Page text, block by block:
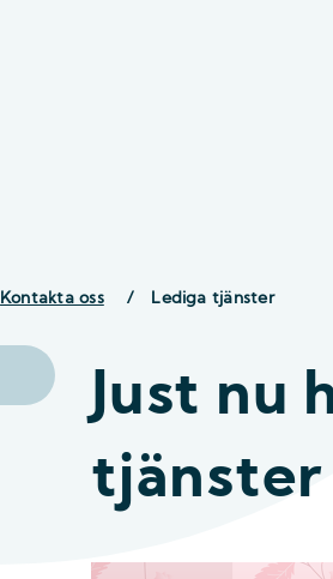
Kontakta oss / Lediga tjänster
Just nu
tjänster